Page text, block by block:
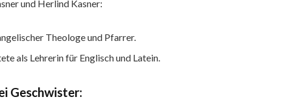
und Herlind Kasner:
Theologe und Pfarrer.
als Lehrerin für Englisch und Latein.
Geschwister: